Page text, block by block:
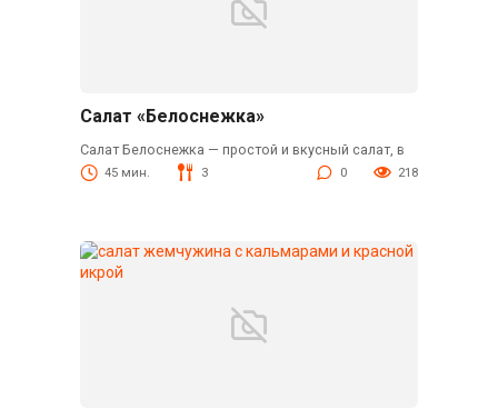
Салат «Белоснежка»
Салат Белоснежка — простой и вкусный салат, в
45 мин. 3 0 218